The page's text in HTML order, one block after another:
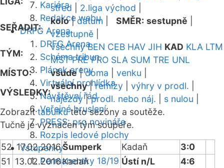
Kariéra
Redakce webu
DRFG Arena
DRFG Arena
Schéma tribun
Plánek areny
Virtuální prohlídka
Návštěvní řád
Veřejné bruslení
PRESS: pro novináře
Rozpis ledové plochy
Vstupenky
Permanentky 18/19
střed
2.liga východ
SEŘADIT:
kolo|datum SMĚR: sestupně
vzestupně
TÝM:
všechny BEN CEB HAV JIH KAD KLA LTM
MST PRE PRO SLA SUM TRE UNL
MÍSTO:
všude|doma venku
VÝSLEDKY:
všechny|remízy výhry v prodl.
nájezdy|prodl. nebo náj. s nulou
Zobrazittabulkutéto sezóny a soutěže.
Tučně je vyznačen tým soupeře.
52 17.02.2016Šumperk Kadaň
3:0
51 13.02.2016Kadaň Ústí n/L
4:6